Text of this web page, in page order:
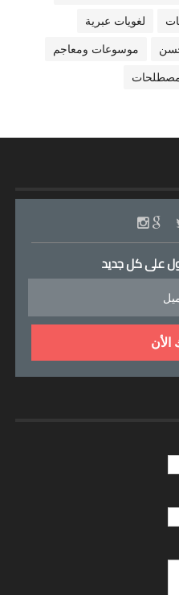
لغويات عبرية
حسن موسوعات ومعاجم
على كل جديد